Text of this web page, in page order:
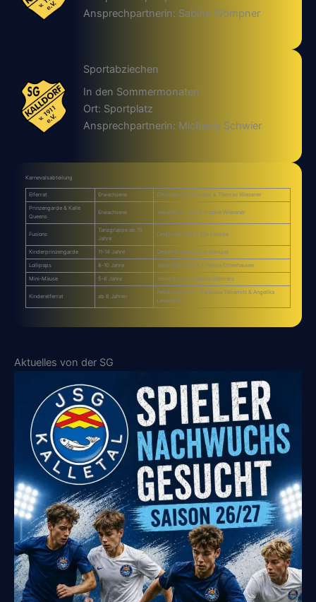
Ansprechpartnerin: Sabine Wömpner
Sportabziechen
In den Sommermonaten
Ort: Sportplatz
Ansprechpartnerin: Michaela Schwier
Karnevalsabteilung
Elferrat Erwachsene Christian Schaksmeier & Thomas Wiesener
Prinzengarde & Kalle
Queens
Erwachsene Jeanette Limpke & Nadine Wiesener
Fusions
Tanzgruppe ab 15
Jahre
Cindy Martinho & Ella Limpke
Kinderprinzengarde 11-14 Jahre Denise Steffen & Lea Hempel
Lollipops 8-10 Jahre Jette Niedernolte & Felicia Ottenhausen
Mini-Mäuse 5-8 Jahre Jonna Krahl & Johanna Schmerz
Kinderelferrat ab 6 Jahren
Petra Pischczan, Franziska Tolkemitt & Angelika
Laskowski
Aktuelles von der SG